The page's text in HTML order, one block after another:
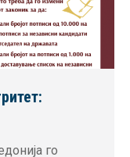
го